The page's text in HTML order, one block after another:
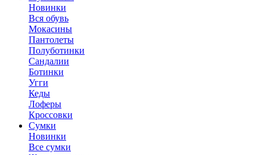
Новинки
Вся обувь
Мокасины
Пантолеты
Полуботинки
Сандалии
Ботинки
Угги
Кеды
Лоферы
Кроссовки
Сумки
Новинки
Все сумки